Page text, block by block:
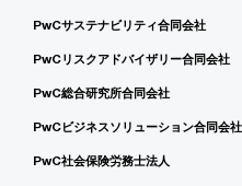
PwCサステナビリティ合同会社
PwCリスクアドバイザリー合同会社
PwC総合研究所合同会社
PwCビジネスソリューション合同会社
PwC社会保険労務士法人